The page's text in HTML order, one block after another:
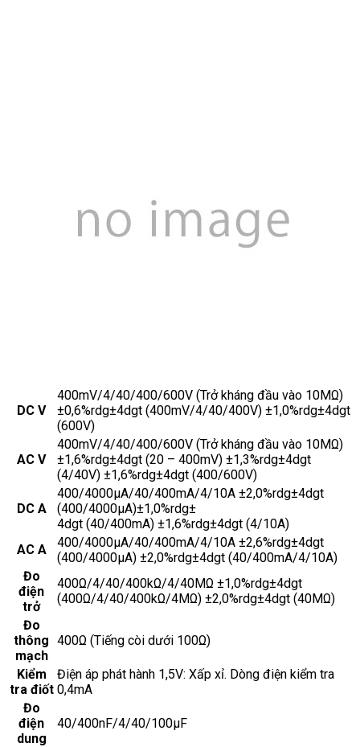
DC V
400mV/4/40/400/600V (Trở kháng đầu vào 10MΩ)
±0,6%rdg±4dgt (400mV/4/40/400V) ±1,0%rdg±4dgt
(600V)
AC V
400mV/4/40/400/600V (Trở kháng đầu vào 10MΩ)
±1,6%rdg±4dgt (20 – 400mV) ±1,3%rdg±4dgt
(4/40V) ±1,6%rdg±4dgt (400/600V)
DC A
400/4000µA/40/400mA/4/10A ±2,0%rdg±4dgt
(400/4000µA)±1,0%rdg±
4dgt (40/400mA) ±1,6%rdg±4dgt (4/10A)
AC A
400/4000µA/40/400mA/4/10A ±2,6%rdg±4dgt
(400/4000µA) ±2,0%rdg±4dgt (40/400mA/4/10A)
Đo
điện
trở
400Ω/4/40/400kΩ/4/40MΩ ±1,0%rdg±4dgt
(400Ω/4/40/400kΩ/4MΩ) ±2,0%rdg±4dgt (40MΩ)
Đo
thông
mạch
400Ω (Tiếng còi dưới 100Ω)
Kiểm
tra điốt
Điện áp phát hành 1,5V: Xấp xỉ. Dòng điện kiểm tra
0,4mA
Đo
điện
dung
40/400nF/4/40/100µF